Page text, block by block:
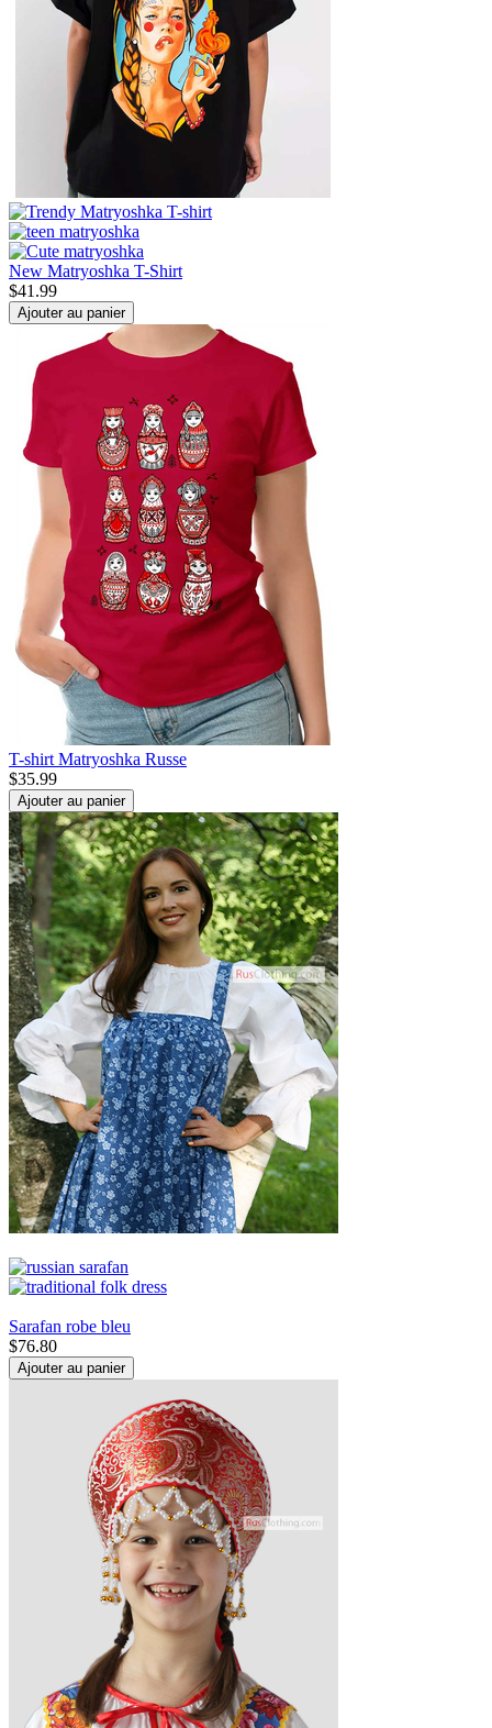
New Matryoshka T-Shirt
$41.99
Ajouter au panier
T-shirt Matryoshka Russe
$35.99
Ajouter au panier
Sarafan robe bleu
$76.80
Ajouter au panier